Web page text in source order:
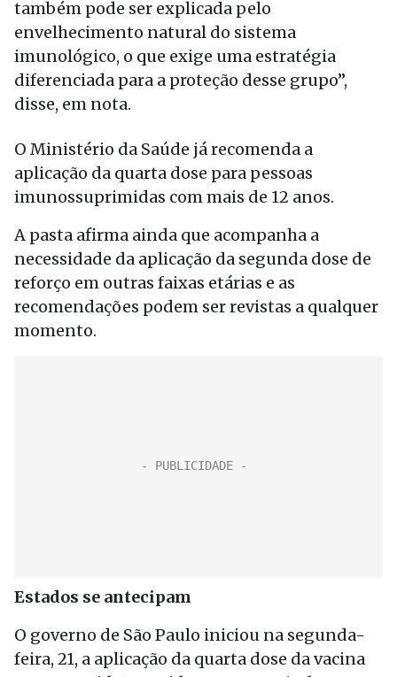
também pode ser explicada pelo
envelhecimento natural do sistema
imunológico, o que exige uma estratégia
diferenciada para a proteção desse grupo”,
disse, em nota.
O Ministério da Saúde já recomenda a
aplicação da quarta dose para pessoas
imunossuprimidas com mais de 12 anos.
A pasta afirma ainda que acompanha a
necessidade da aplicação da segunda dose de
reforço em outras faixas etárias e as
recomendações podem ser revistas a qualquer
momento.
Estados se antecipam
O governo de São Paulo iniciou na segunda-
feira, 21, a aplicação da quarta dose da vacina